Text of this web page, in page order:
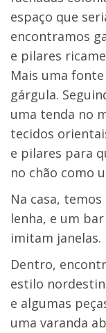
espaço que
encontramos
e pilares
Mais uma
gárgula.
uma tenda no
tecidos
e pilares para
no chão como
Na casa,
lenha, e um
imitam janelas.
Dentro,
estilo
e algumas
uma varanda